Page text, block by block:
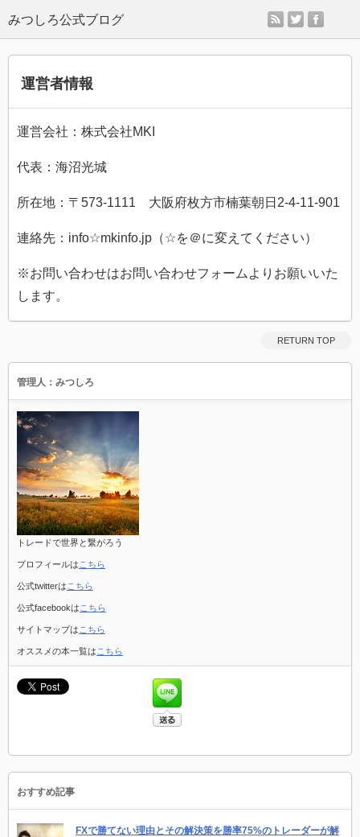
rss twitter
運営者情報
運営会社：株式会社MKI
代表：海沼光城
所在地：〒573-1111 大阪府枚方市楠葉朝日2-4-11-901
連絡先：info☆mkinfo.jp（☆を＠に変えてください）
※お問い合わせはお問い合わせフォームよりお願いいた
します。
RETURN TOP
管理人：みつしろ
トレードで世界と繋がろう
プロフィールは こちら
公式twitterは こちら
公式facebookは こちら
サイトマップは こちら
オススメの本一覧は こちら
おすすめ記事
FXで勝てない理由とその解決策を勝率75%のトレーダーが解